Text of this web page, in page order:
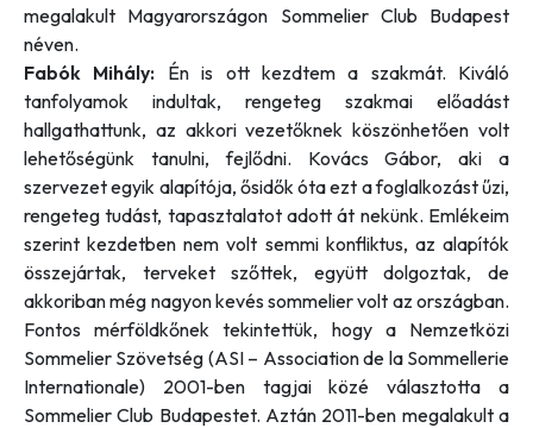
megalakult Magyarországon Sommelier Club Budapest
néven.
Fabók Mihály: Én is ott kezdtem a szakmát. Kiváló
tanfolyamok indultak, rengeteg szakmai előadást
hallgathattunk, az akkori vezetőknek köszönhetően volt
lehetőségünk tanulni, fejlődni. Kovács Gábor, aki a
szervezet egyik alapítója, ősidők óta ezt a foglalkozást űzi,
rengeteg tudást, tapasztalatot adott át nekünk. Emlékeim
szerint kezdetben nem volt semmi konfliktus, az alapítók
összejártak, terveket szőttek, együtt dolgoztak, de
akkoriban még nagyon kevés sommelier volt az országban.
Fontos mérföldkőnek tekintettük, hogy a Nemzetközi
Sommelier Szövetség (ASI – Association de la Sommellerie
Internationale) 2001-ben tagjai közé választotta a
Sommelier Club Budapestet. Aztán 2011-ben megalakult a